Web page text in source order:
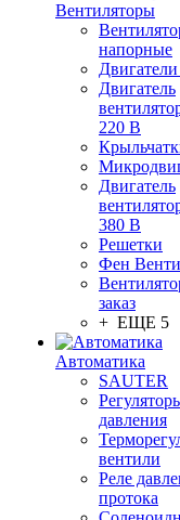
Вентиляторы
напорные
Двигатель
220 В
Двигатель
380 В
Решетки
Фен
заказ
+ ЕЩЕ 5
Автоматика
SAUTER
давления
вентили
Реле
протока